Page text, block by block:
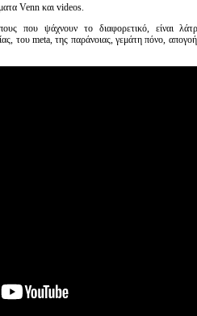
Venn και videos.
που ψάχνουν το διαφορετικό, είναι
του meta, της παράνοιας, γεμάτη πόνο,